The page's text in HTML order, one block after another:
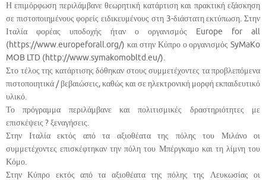
Η επιμόρφωση περιλάμβανε θεωρητική κατάρτιση και πρακτική εξάσκηση
σε πιστοποιημένους φορείς ειδικευμένους στη 3-διάστατη εκτύπωση. Στην
Ιταλία φορέας υποδοχής ήταν ο οργανισμός Europe for all
(https://www.europeforall.org/) και στην Κύπρο ο οργανισμός SyMaKo
MOB LTD (http://www.symakomobltd.eu/).
Στο τέλος της κατάρτισης δόθηκαν στους συμμετέχοντες τα προβλεπόμενα
πιστοποιητικά / βεβαιώσεις, καθώς και σε ηλεκτρονική μορφή εκπαιδευτικό
υλικό.
Το πρόγραμμα περιλάμβανε και πολιτισμικές δραστηριότητες με
επισκέψεις ? ξεναγήσεις.
Στην Ιταλία εκτός από τα αξιοθέατα της πόλης του Μιλάνο οι
συμμετέχοντες επισκέφτηκαν την πόλη του Μπέργκαμο και τη λίμνη του
Κόμο.
Στην Κύπρο εκτός από τα αξιοθέατα της πόλης της Λευκωσίας οι